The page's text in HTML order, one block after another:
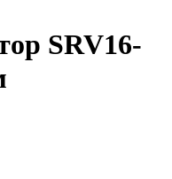
SRV16-